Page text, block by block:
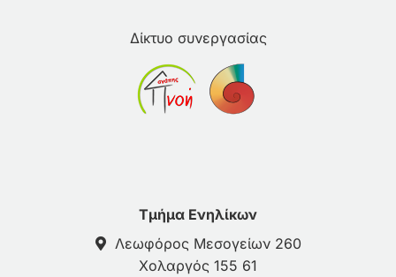
Δίκτυο συνεργασίας
Τμήμα Ενηλίκων
Λεωφόρος Μεσογείων 260
Χολαργός 155 61